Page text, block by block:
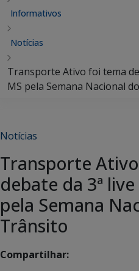
Informativos
Notícias
Transporte Ativo foi tema
MS pela Semana Nacional
Notícias
Transporte
debate da 3ª
pela Semana
Trânsito
Compartilhar: